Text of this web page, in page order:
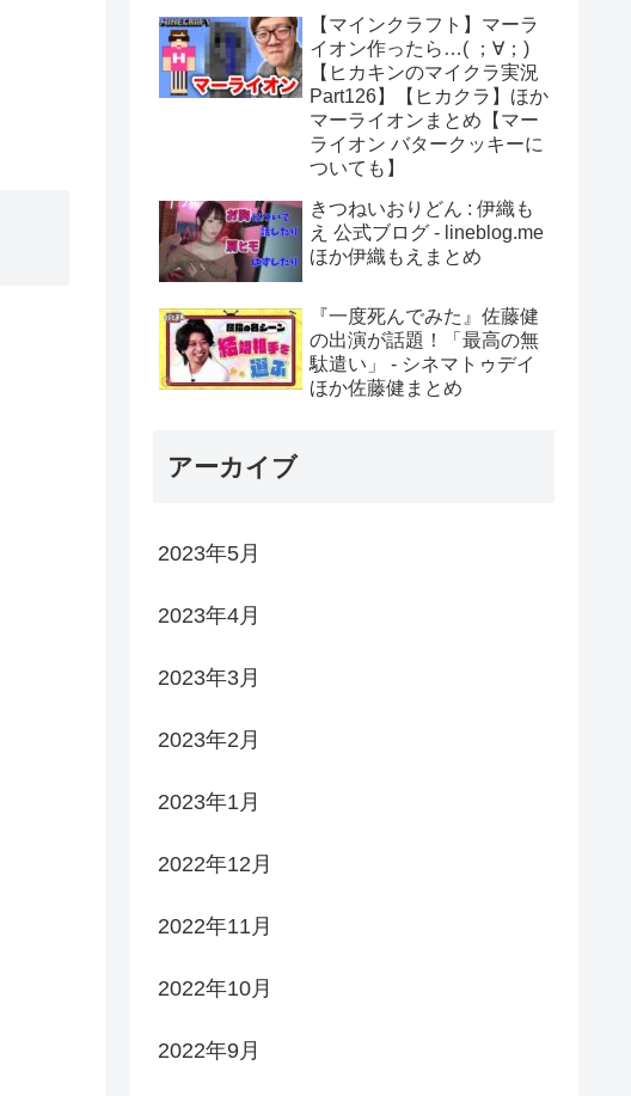
【マインクラフト】マーラ
イオン作ったら…( ；∀；)
【ヒカキンのマイクラ実況
Part126】【ヒカクラ】ほか
マーライオンまとめ【マー
ライオン バタークッキーに
ついても】
きつねいおりどん : 伊織も
え 公式ブログ - lineblog.me
ほか伊織もえまとめ
『一度死んでみた』佐藤健
の出演が話題！「最高の無
駄遣い」 - シネマトゥデイ
ほか佐藤健まとめ
アーカイブ
2023年5月
2023年4月
2023年3月
2023年2月
2023年1月
2022年12月
2022年11月
2022年10月
2022年9月